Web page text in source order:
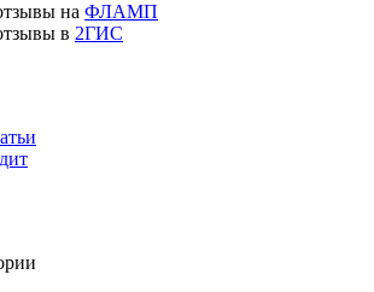
на ФЛАМП
в 2ГИС